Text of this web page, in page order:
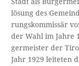
lösung des
rungskommissär
der Wahl im Jahre
germeister der
Jahr 1929 leiteten